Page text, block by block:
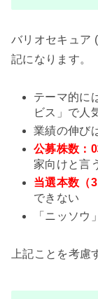
バリオセキュア
記になります。
テーマ的に
ビス」で人
業績の伸び
公募株数：
家向けと言
当選本数（
できない
「ニッソウ
上記ことを考慮